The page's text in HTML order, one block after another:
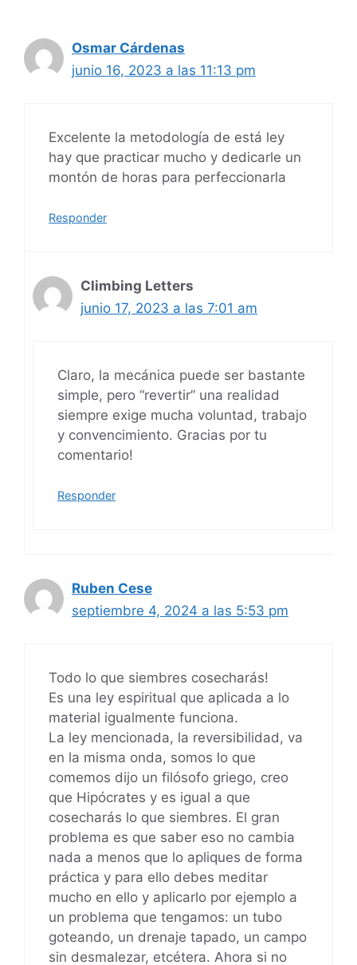
Osmar Cárdenas
junio 16, 2023 a las 11:13 pm
Excelente la metodología de está ley
hay que practicar mucho y dedicarle un
montón de horas para perfeccionarla
Responder
Climbing Letters
junio 17, 2023 a las 7:01 am
Claro, la mecánica puede ser bastante
simple, pero “revertir” una realidad
siempre exige mucha voluntad, trabajo
y convencimiento. Gracias por tu
comentario!
Responder
Ruben Cese
septiembre 4, 2024 a las 5:53 pm
Todo lo que siembres cosecharás!
Es una ley espiritual que aplicada a lo
material igualmente funciona.
La ley mencionada, la reversibilidad, va
en la misma onda, somos lo que
comemos dijo un filósofo griego, creo
que Hipócrates y es igual a que
cosecharás lo que siembres. El gran
problema es que saber eso no cambia
nada a menos que lo apliques de forma
práctica y para ello debes meditar
mucho en ello y aplicarlo por ejemplo a
un problema que tengamos: un tubo
goteando, un drenaje tapado, un campo
sin desmalezar, etcétera. Ahora si no